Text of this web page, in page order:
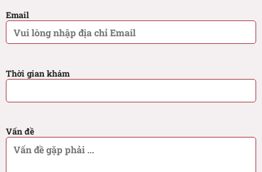
Email
Thời gian khám
Vấn đề